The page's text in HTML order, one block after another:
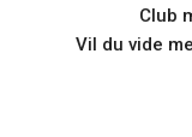
Club
Vil du vide